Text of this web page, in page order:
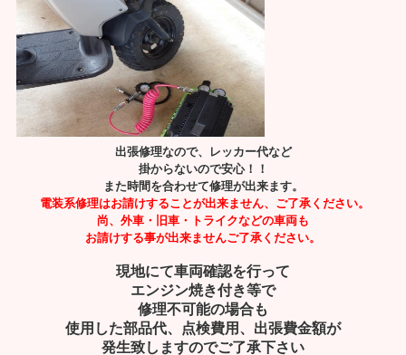
出張修理なので、レッカー代など
掛からないので安心！！
また時間を合わせて修理が出来ます。
電装系修理はお請けすることが出来ません、ご了承ください。
尚、外車・旧車・トライクなどの車両も
お請けする事が出来ませんご了承ください。
現地にて車両確認を行って
エンジン焼き付き等で
修理不可能の場合も
使用した部品代、点検費用、出張費金額が
発生致しますのでご了承下さい